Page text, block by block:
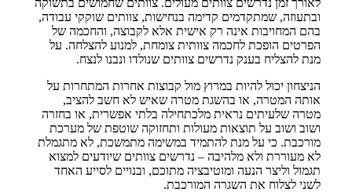
לאורך זמן נדרשים צוותים מעולים. צוותים שחמושים בתשוקה
ובתעוזה, שמתקדמים קדימה בנחישות, צוותים שוקקי עבודה,
בהם המחויבות אינה רק אישית אלא לקבוצה, והחכמה של
הפרטים הופכת לחכמה צוותית צומחת, למנוע להצלחה. על
מנת להצליח בענק נדרשים צוותים שנולדו ונבנו לנצח.
הניצחון יכול להיות במרוץ מול קבוצות אחרות המתחרות על
אותה המטרה, או בהשגת מטרה שאיש לא חשב להציב,
מטרה שלעיתים נראית מלכתחילה בלתי אפשרית, או בחזרה
ושוב ושוב על תוצאות מעולות ותחזוקה שוטפת של מערכת
מורכבת. כי על מנת להתמיד במשימה מתמשכת, לא מתגמלת
לא מעוררת ולא מלהיבה – נדרשים צוותים שיודעים למצוא
תגמול וליצר הנעה ומוטיבציה מתוכם, ובנויים לסייע האחד
לשני לצלוח את השגרה המורכבת.